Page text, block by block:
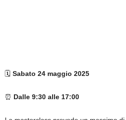
🗓 Sabato 24 maggio 2025
⏰ Dalle 9:30 alle 17:00